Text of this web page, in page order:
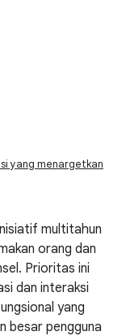
yang menargetkan
multitahun
orang dan
Prioritas ini
dan interaksi
yang
besar pengguna